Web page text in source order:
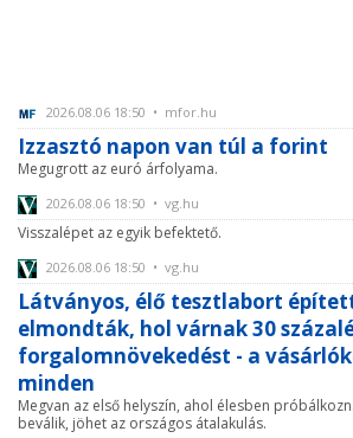
2026.08.06 18:50 • mfor.hu
Izzasztó napon van túl a forint
Megugrott az euró árfolyama.
2026.08.06 18:50 • vg.hu
Visszalépet az egyik befektető.
2026.08.06 18:50 • vg.hu
Látványos, élő tesztlabort
elmondták, hol várnak 30
forgalomnövekedést - a
minden
Megvan az első helyszín, ahol élesben
beválik, jöhet az országos átalakulás.